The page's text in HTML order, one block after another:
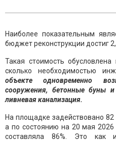
Наиболее показательным
бюджет реконструкции достиг
Такая стоимость обусловлена
сколько необходимостью
объекте одновременно
сооружения, бетонные буны и
ливневая канализация.
На площадке задействовано
а по состоянию на 20 мая 2026
составляла 86%. Это как